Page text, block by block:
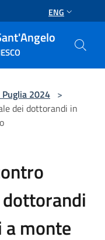
ENG
2024 >
dei dottorandi in
monte